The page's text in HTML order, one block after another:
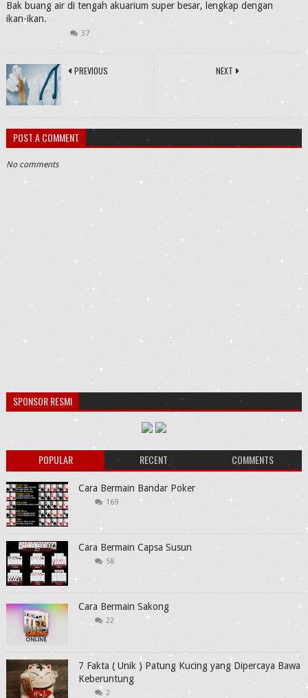
Bak buang air di tengah akuarium super besar, lengkap dengan
ikan-ikan.
37
NEXT
PREVIOUS
POST A COMMENT
No comments
SPONSOR RESMI
POPULAR RECENT COMMENTS
Cara Bermain Bandar Poker
169
Cara Bermain Capsa Susun
58
Cara Bermain Sakong
22
7 Fakta ( Unik ) Patung Kucing yang Dipercaya Bawa
Keberuntung
2